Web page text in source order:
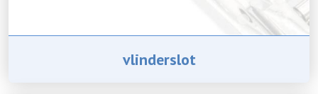
vlinderslot